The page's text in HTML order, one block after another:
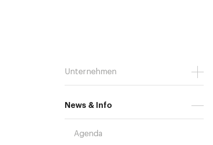
Unternehmen
News & Info
Agenda